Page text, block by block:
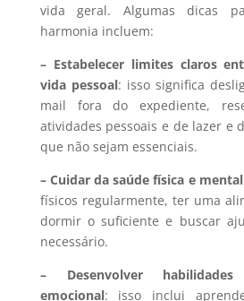
vida geral. Algumas dicas
harmonia incluem:
– Estabelecer limites claros
vida pessoal: isso significa
mail fora do expediente,
atividades pessoais e de lazer e
que não sejam essenciais.
– Cuidar da saúde física e mental
físicos regularmente, ter uma
dormir o suficiente e buscar
necessário.
– Desenvolver
emocional: isso inclui